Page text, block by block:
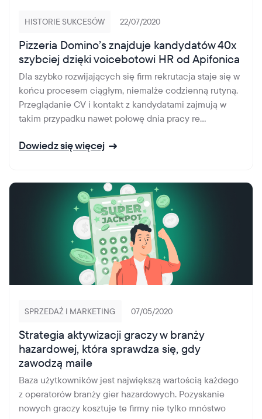
HISTORIE SUKCESÓW 22/07/2020
Pizzeria Domino’s znajduje kandydatów 40x
szybciej dzięki voicebotowi HR od Apifonica
Dla szybko rozwijających się firm rekrutacja staje się w
końcu procesem ciągłym, niemalże codzienną rutyną.
Przeglądanie CV i kontakt z kandydatami zajmują w
takim przypadku nawet połowę dnia pracy re...
Dowiedz się więcej
SPRZEDAŻ I MARKETING 07/05/2020
Strategia aktywizacji graczy w branży
hazardowej, która sprawdza się, gdy
zawodzą maile
Baza użytkowników jest największą wartością każdego
z operatorów branży gier hazardowych. Pozyskanie
nowych graczy kosztuje te firmy nie tylko mnóstwo